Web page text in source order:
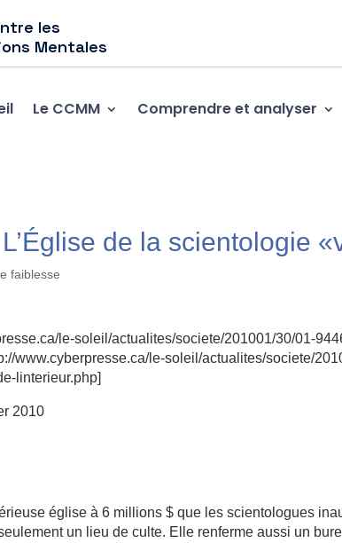
les
Mentales
Le CCMM Comprendre et analyser
de la scientologie
faiblesse
le-soleil/actualites/societe/201001/30/01-
www.cyberpresse.ca/le-soleil/actualites/societe/
linterieur.php]
2010
église à 6 millions $ que les scientologues
un lieu de culte. Elle renferme aussi un